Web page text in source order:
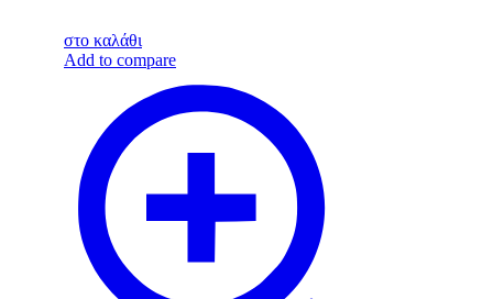
στο καλάθι
Add to compare